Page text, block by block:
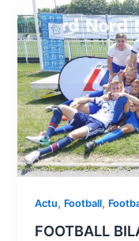
Actu, Football,
FOOTBALL